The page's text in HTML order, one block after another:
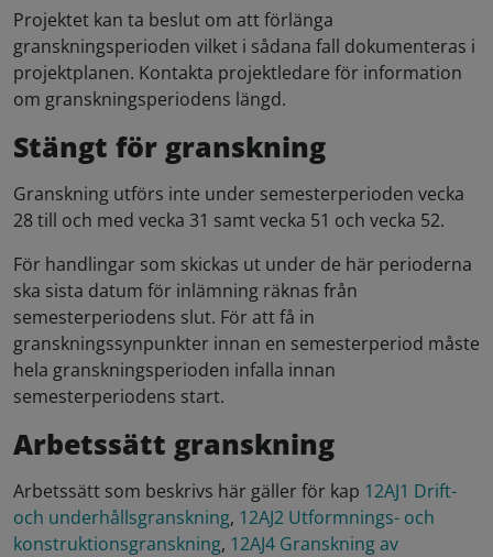
Projektet kan ta beslut om att förlänga
granskningsperioden vilket i sådana fall dokumenteras i
projektplanen. Kontakta projektledare för information
om granskningsperiodens längd.
Stängt för granskning
Granskning utförs inte under semesterperioden vecka
28 till och med vecka 31 samt vecka 51 och vecka 52.
För handlingar som skickas ut under de här perioderna
ska sista datum för inlämning räknas från
semesterperiodens slut. För att få in
granskningssynpunkter innan en semesterperiod måste
hela granskningsperioden infalla innan
semesterperiodens start.
Arbetssätt granskning
Arbetssätt som beskrivs här gäller för kap 12AJ1 Drift-
och underhållsgranskning, 12AJ2 Utformnings- och
konstruktionsgranskning, 12AJ4 Granskning av